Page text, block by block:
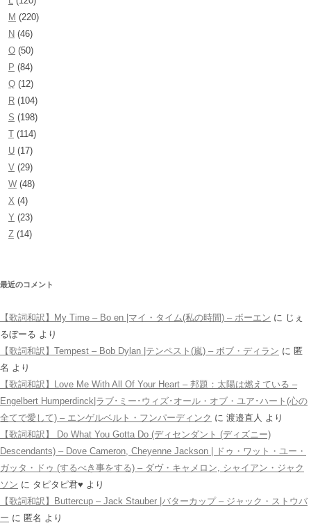
M (220)
N (46)
O (50)
P (84)
Q (12)
R (104)
S (198)
T (114)
U (17)
V (29)
W (48)
X (4)
Y (23)
Z (14)
最近のコメント
【歌詞和訳】My Time – Bo en |マイ・タイム(私の時間) – ボーエン に じぇ
るぼーる より
【歌詞和訳】Tempest – Bob Dylan |テンペスト(嵐) – ボブ・ディラン に 匿
名 より
【歌詞和訳】Love Me With All Of Your Heart – 邦題：太陽は燃えている –
Engelbert Humperdinck|ラブ･ミー･ウィズ･オール・オブ・ユア･ハート(心の
全てで愛して) – エンゲルベルト・フンパーディンク に 渡邉直人 より
【歌詞和訳】 Do What You Gotta Do (ディセンダント (ディズニー)
Descendants) – Dove Cameron, Cheyenne Jackson | ドゥ・ワット・ユー・
ガッタ・ドゥ (するべき事をする) – ダヴ・キャメロン, シャイアン・ジャク
ソン に タピタピ君♥️ より
【歌詞和訳】Buttercup – Jack Stauber |バターカップ – ジャック・ストウバ
ー に 匿名 より